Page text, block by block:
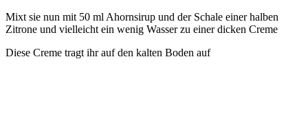
Mixt sie nun mit 50 ml Ahorn­si­rup und der Scha­le einer hal­ben
Zitro­ne und viel­leicht ein wenig Was­ser zu einer dicken Creme
Die­se Creme tragt ihr auf den kal­ten Boden auf